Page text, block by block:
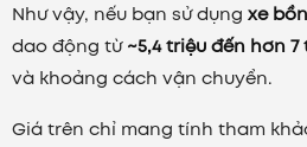
Như vậy, nếu bạn sử dụng xe
dao động từ~5,4 triệu đến hơn
và khoảng cách vận chuyển.
Giá trên chỉ mang tính tham